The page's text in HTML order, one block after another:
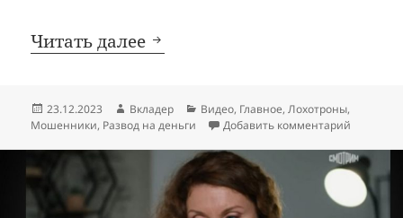
Читать далее Николай Фомич и
Опубликовано
23.12.2023 Автор
Вкладер Рубрики
Видео, Главное,Лохотроны,
Мошенники, Развод на деньги Добавить комментарий